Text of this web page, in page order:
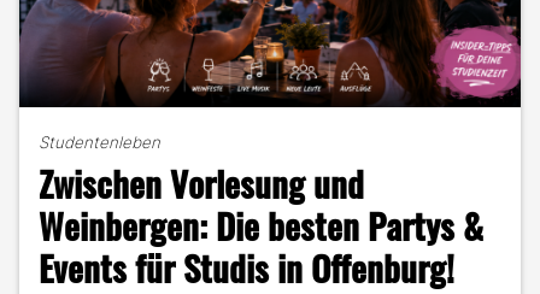
Studentenleben
Zwischen Vorlesung und
Weinbergen: Die besten Partys &
Events für Studis in Offenburg!